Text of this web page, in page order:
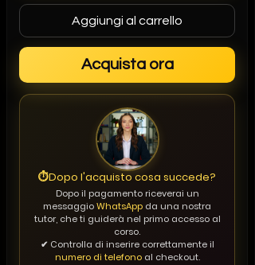
Aggiungi al carrello
Acquista ora
⏱️Dopo l'acquisto cosa succede?
Dopo il pagamento riceverai un
messaggioWhatsApp da una nostra
tutor, che ti guiderà nel primo accesso al
corso.
✔ Controlla di inserire correttamente il
numero di telefonoal checkout.